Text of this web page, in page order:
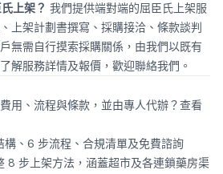
上架？ 我們提供端對端的屈臣氏上架服
上架計劃書撰寫、採購接洽、條款談判
無需自行摸索採購關係，由我們以既有
解服務詳情及報價，歡迎聯絡我們 。
用、流程與條款，並由專人代辦？查看
、6 步流程、合規清單及免費諮詢
8 步上架方法，涵蓋超市及各連鎖藥房渠